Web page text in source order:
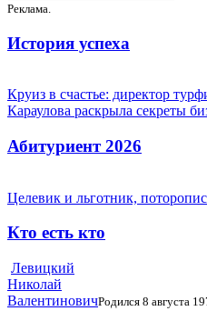
Реклама.
История успеха
Круиз в счастье: директор
Караулова раскрыла секреты
Абитуриент 2026
Целевик и льготник,
Кто есть кто
Левицкий
Николай
ВалентиновичРодился 8 августа